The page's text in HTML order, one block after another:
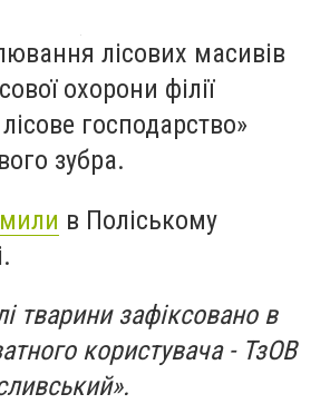
лісових масивів
охорони філії
господарство»
зубра.
в Поліському
тварини зафіксовано в
користувача - ТзОВ